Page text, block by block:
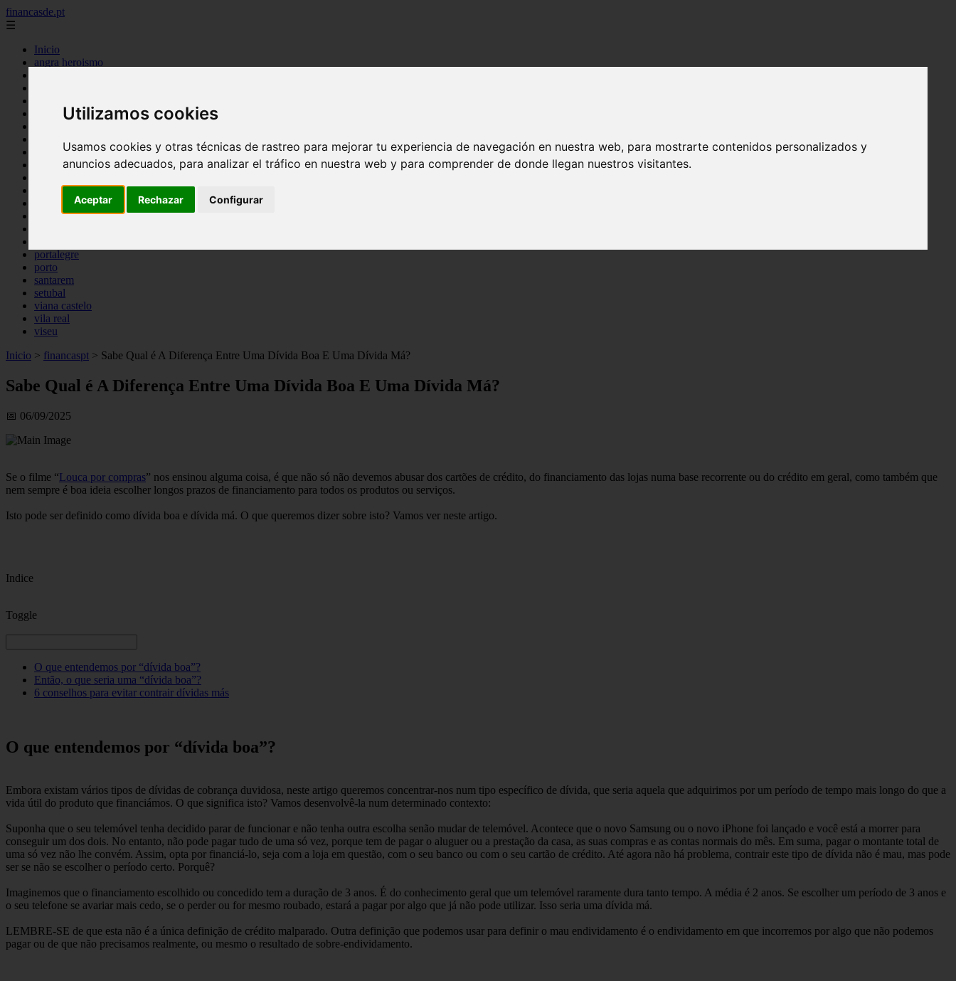
Utilizamos cookies
Usamos cookies y otras técnicas de rastreo para mejorar tu experiencia de navegación en nuestra web, para mostrarte contenidos personalizados y
anuncios adecuados, para analizar el tráfico en nuestra web y para comprender de donde llegan nuestros visitantes.
Aceptar Rechazar Configurar
financasde.pt
☰
Inicio
angra heroismo
braganca
portalegre
porto
santarem
setubal
viana castelo
vila real
viseu
Inicio > financaspt > Sabe Qual é A Diferença Entre Uma Dívida Boa E Uma Dívida Má?
Sabe Qual é A Diferença Entre Uma Dívida Boa E Uma Dívida Má?
📅 06/09/2025
Se o filme “Louca por compras” nos ensinou alguma coisa, é que não só não devemos abusar dos cartões de crédito, do financiamento das lojas numa base recorrente ou do crédito em geral, como também que
nem sempre é boa ideia escolher longos prazos de financiamento para todos os produtos ou serviços.
Isto pode ser definido como dívida boa e dívida má. O que queremos dizer sobre isto? Vamos ver neste artigo.
Indice
Toggle
O que entendemos por “dívida boa”?
Então, o que seria uma “dívida boa”?
6 conselhos para evitar contrair dívidas más
O que entendemos por “dívida boa”?
Embora existam vários tipos de dívidas de cobrança duvidosa, neste artigo queremos concentrar-nos num tipo específico de dívida, que seria aquela que adquirimos por um período de tempo mais longo do que a
vida útil do produto que financiámos. O que significa isto? Vamos desenvolvê-la num determinado contexto:
Suponha que o seu telemóvel tenha decidido parar de funcionar e não tenha outra escolha senão mudar de telemóvel. Acontece que o novo Samsung ou o novo iPhone foi lançado e você está a morrer para
conseguir um dos dois. No entanto, não pode pagar tudo de uma só vez, porque tem de pagar o aluguer ou a prestação da casa, as suas compras e as contas normais do mês. Em suma, pagar o montante total de
uma só vez não lhe convém. Assim, opta por financiá-lo, seja com a loja em questão, com o seu banco ou com o seu cartão de crédito. Até agora não há problema, contrair este tipo de dívida não é mau, mas pode
ser se não se escolher o período certo. Porquê?
Imaginemos que o financiamento escolhido ou concedido tem a duração de 3 anos. É do conhecimento geral que um telemóvel raramente dura tanto tempo. A média é 2 anos. Se escolher um período de 3 anos e
o seu telefone se avariar mais cedo, se o perder ou for mesmo roubado, estará a pagar por algo que já não pode utilizar. Isso seria uma dívida má.
LEMBRE-SE de que esta não é a única definição de crédito malparado. Outra definição que podemos usar para definir o mau endividamento é o endividamento em que incorremos por algo que não podemos
pagar ou de que não precisamos realmente, ou mesmo o resultado de sobre-endividamento.